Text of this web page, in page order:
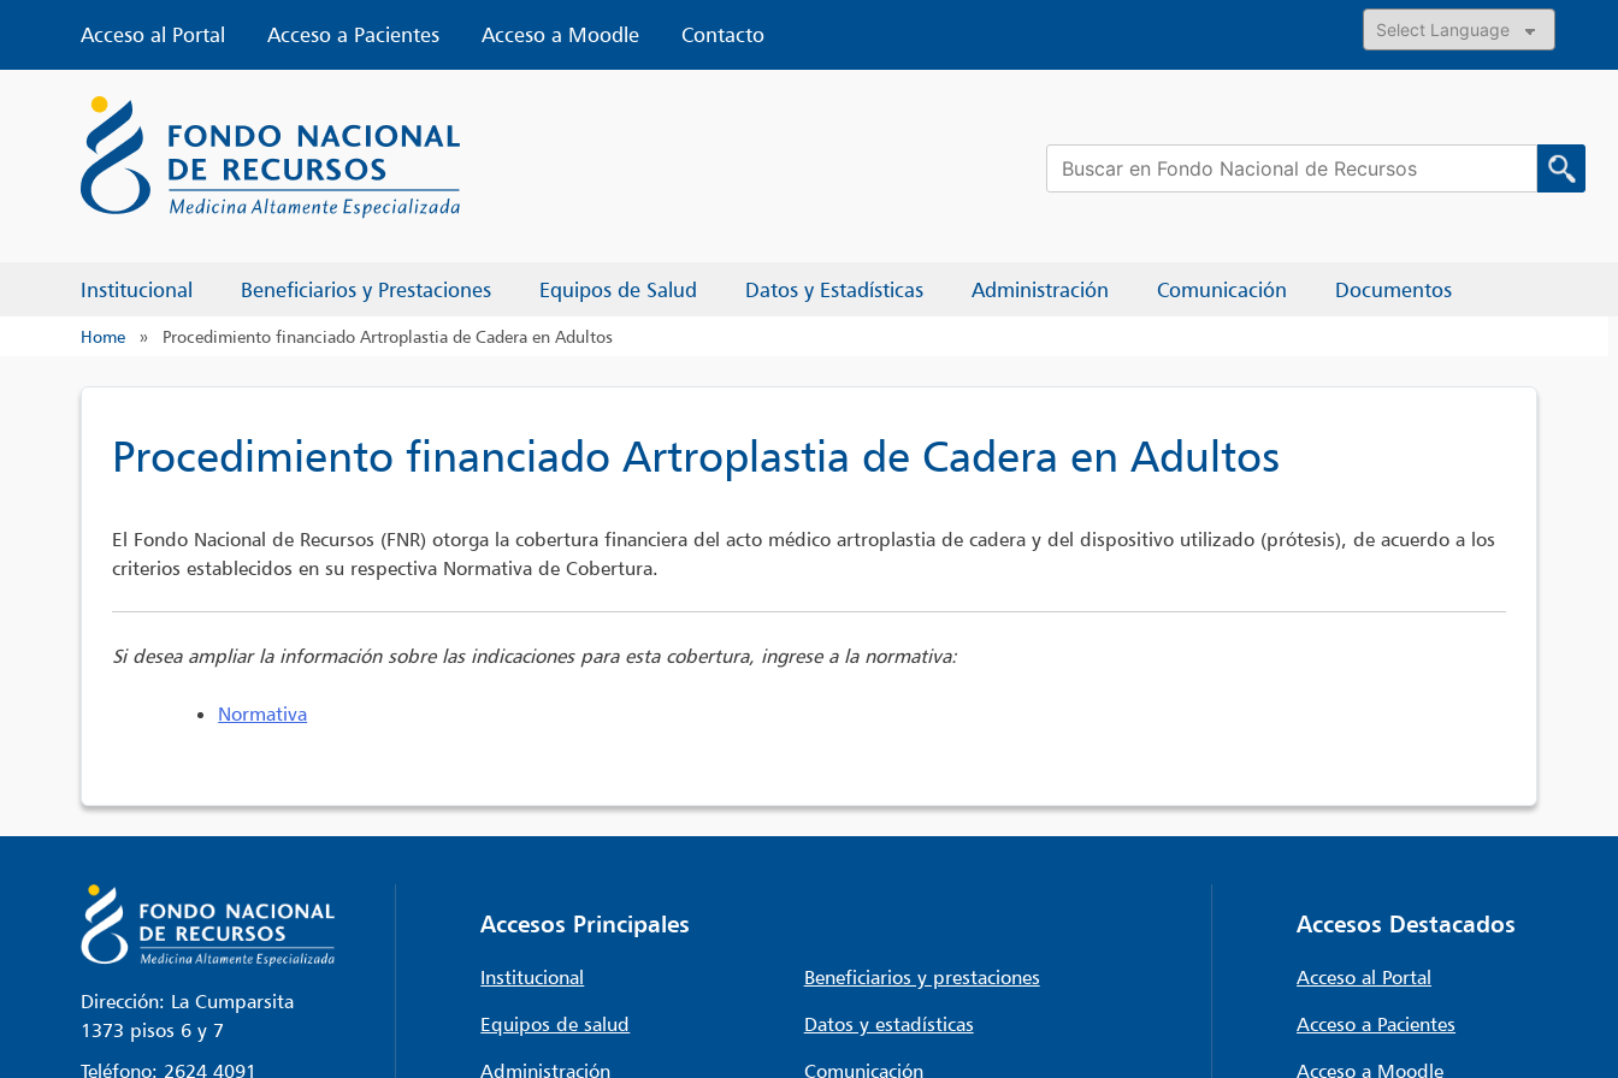
content
Acceso al Portal Acceso a Pacientes Acceso a Moodle
Contacto
Powered by
Institucional Beneficiarios y Prestaciones Equipos de Salud Datos y Estadísticas Administración Comunicación Documentos
Buscar:
Home » Procedimiento financiado Artroplastia de Cadera en Adultos
Procedimiento financiado Artroplastia de Cadera en Adultos
El Fondo Nacional de Recursos (FNR) otorga la cobertura financiera del acto médico artroplastia de cadera y del dispositivo utilizado (prótesis), de acuerdo a los
criterios establecidos en su respectiva Normativa de Cobertura.
Si desea ampliar la información sobre las indicaciones para esta cobertura, ingrese a la normativa:
Normativa
Dirección: La Cumparsita
1373 pisos 6 y 7
Teléfono: 2624 4091
Accesos Principales
Institucional
Beneficiarios y prestaciones
Equipos de salud
Datos y estadísticas
Administración
Comunicación
Accesos Destacados
Acceso al Portal
Acceso a Pacientes
Acceso a Moodle